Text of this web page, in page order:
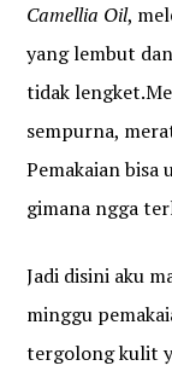
Camellia Oil,
yang lembut
tidak
sempurna,
Pemakaian bisa
gimana ngga
Jadi disini aku
minggu
tergolong kulit